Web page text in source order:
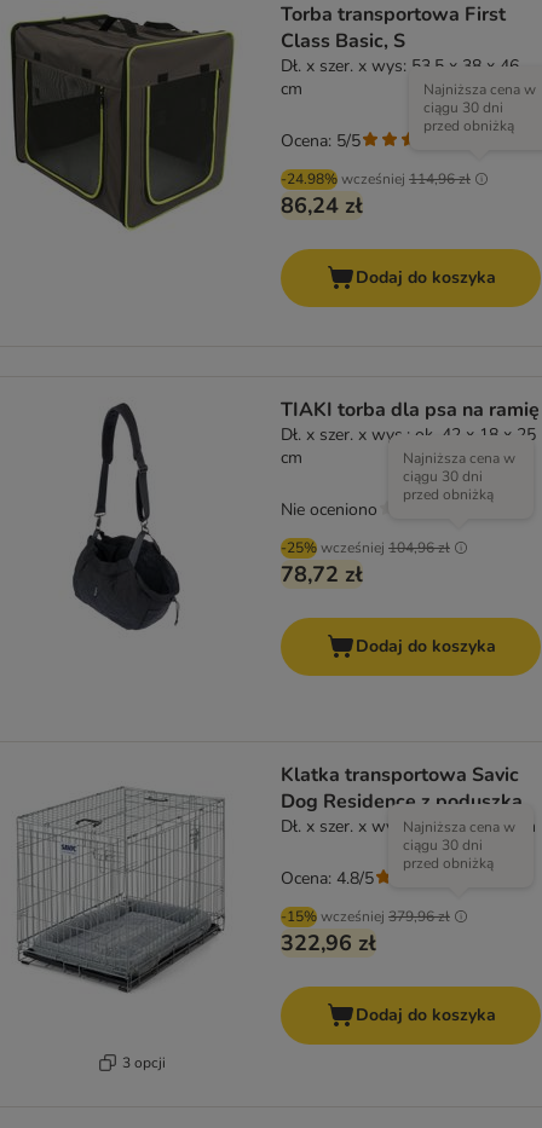
Torba transportowa First
Class Basic, S
Dł. x szer. x wys: 53,5 x 38 x 46
cm
-24.98%wcześniej 114,96 zł
Najniższa cena w
ciągu 30 dni
przed obniżką
86,24 zł
Ocena: 5/5
Dodaj do koszyka
TIAKI torba dla psa na ramię
Dł. x szer. x wys.: ok. 42 x 18 x 25
cm
-25%wcześniej 104,96 zł
Najniższa cena w
ciągu 30 dni
przed obniżką
78,72 zł
Nie oceniono
Dodaj do koszyka
3 opcji
Klatka transportowa Savic
Dog Residence z poduszką
Dł. x szer. x wys.: 91 x 61 x 71 cm
-15%wcześniej 379,96 zł
Najniższa cena w
ciągu 30 dni
przed obniżką
322,96 zł
Ocena: 4.8/5
Dodaj do koszyka